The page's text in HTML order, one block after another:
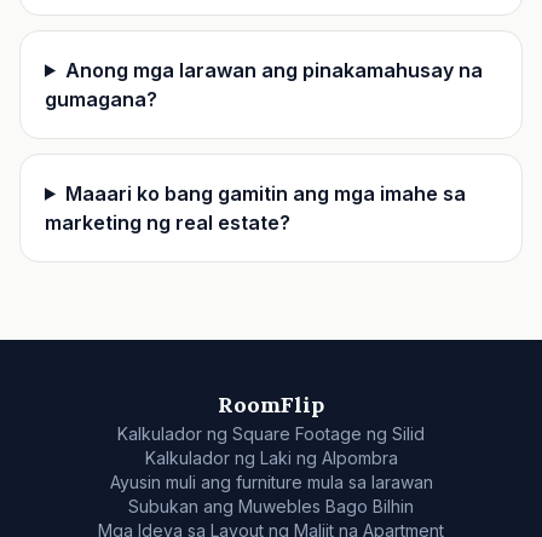
Anong mga larawan ang pinakamahusay na
gumagana?
Maaari ko bang gamitin ang mga imahe sa
marketing ng real estate?
RoomFlip
Kalkulador ng Square Footage ng Silid
Kalkulador ng Laki ng Alpombra
Ayusin muli ang furniture mula sa larawan
Subukan ang Muwebles Bago Bilhin
Mga Ideya sa Layout ng Maliit na Apartment